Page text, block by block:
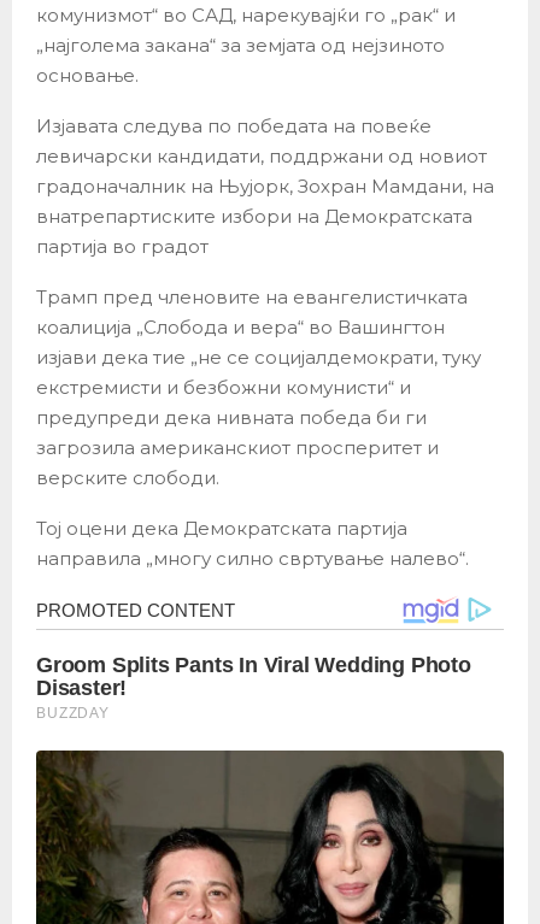
комунизмот“ во САД, нарекувајќи го „рак“ и
„најголема закана“ за земјата од нејзиното
основање.
Изјавата следува по победата на повеќе
левичарски кандидати, поддржани од новиот
градоначалник на Њујорк, Зохран Мамдани, на
внатрепартиските избори на Демократската
партија во градот
Трамп пред членовите на евангелистичката
коалиција „Слобода и вера“ во Вашингтон
изјави дека тие „не се социјалдемократи, туку
екстремисти и безбожни комунисти“ и
предупреди дека нивната победа би ги
загрозила американскиот просперитет и
верските слободи.
Тој оцени дека Демократската партија
направила „многу силно свртување налево“.